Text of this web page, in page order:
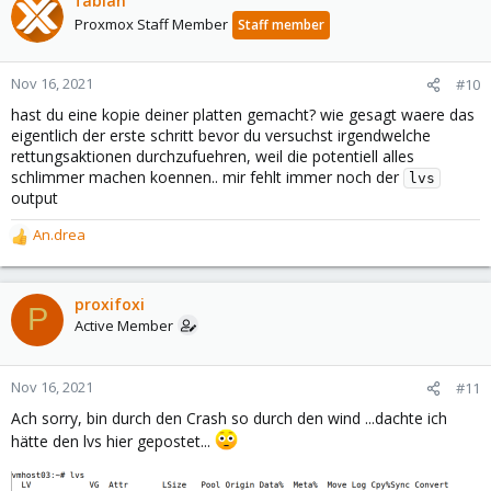
Proxmox Staff Member Staff member
Nov 16, 2021 #10
hast du eine kopie deiner platten gemacht? wie gesagt waere das
eigentlich der erste schritt bevor du versuchst irgendwelche
rettungsaktionen durchzufuehren, weil die potentiell alles
schlimmer machen koennen.. mir fehlt immer noch der
lvs
output
R
e
a
c
t
o
n
:
An.drea
P proxifoxi
Active Member
Nov 16, 2021 #11
Ach sorry, bin durch den Crash so durch den wind ...dachte ich
hätte den lvs hier gepostet...